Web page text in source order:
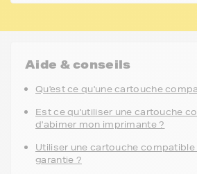
Aide & conseils
Qu'est ce qu'une cartouche
Est ce qu'utiliser une cartouche
d'abimer mon imprimante ?
Utiliser une cartouche compatible
garantie ?